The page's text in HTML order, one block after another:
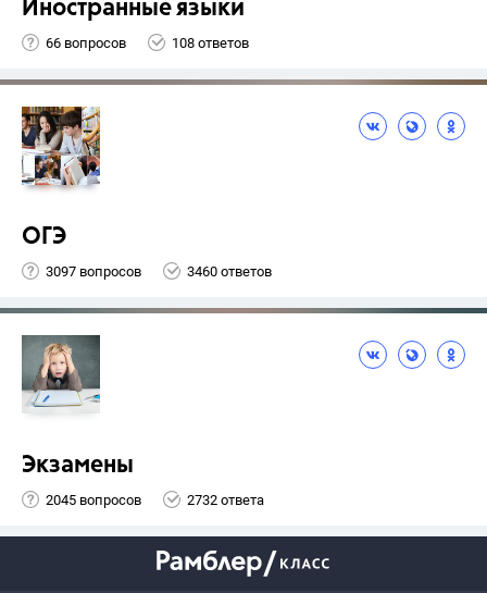
Иностранные языки
66 вопросов 108 ответов
ОГЭ
3097 вопросов 3460 ответов
Экзамены
2045 вопросов 2732 ответа